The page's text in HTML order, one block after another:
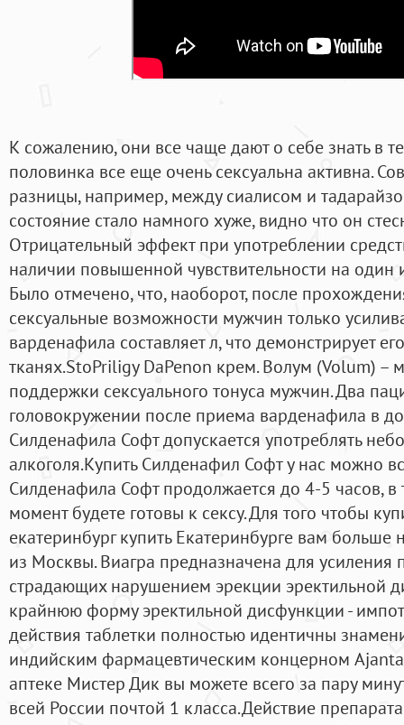
К сожалению, они все чаще дают о себе знать в
половинка все еще очень сексуальна активна.
разницы, например, между сиалисом и
состояние стало намного хуже, видно что он
Отрицательный эффект при употреблении
наличии повышенной чувствительности на один
Было отмечено, что, наоборот, после
сексуальные возможности мужчин только
варденафила составляет л, что демонстрирует
тканях.StoPriligy DaPenon крем. Волум (Volum)
поддержки сексуального тонуса мужчин. Два
головокружении после приема варденафила в
Силденафила Софт допускается употреблять
алкоголя.Купить Силденафил Софт у нас можно
Силденафила Софт продолжается до 4-5 часов,
момент будете готовы к сексу. Для того чтобы
екатеринбург купить Екатеринбурге вам больше
из Москвы. Виагра предназначена для усиления
страдающих нарушением эрекции эректильной
крайнюю форму эректильной дисфункции -
действия таблетки полностью идентичны
индийским фармацевтическим концерном Ajanta
аптеке Мистер Дик вы можете всего за пару
всей России почтой 1 класса.Действие